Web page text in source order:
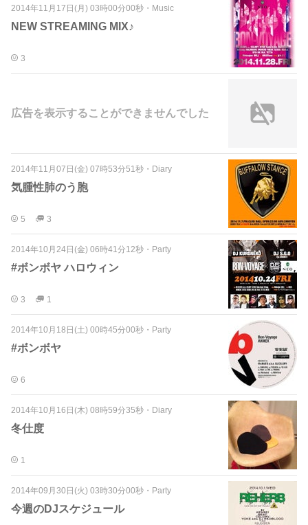
2014年11月17日(月) 03時00分00秒 ・ Music
NEW STREAMING MIX♪
3
広告を表示することができませんでした
2014年11月07日(金) 07時53分51秒 ・ Diary
気腫性肺のう胞
5 3
2014年10月24日(金) 06時41分12秒 ・ Party
#ボンボヤ ハロウィン
3 1
2014年10月18日(土) 00時45分00秒 ・ Party
#ボンボヤ
6
2014年10月16日(木) 08時59分35秒 ・ Diary
冬仕度
1
2014年09月30日(火) 03時30分00秒 ・ Party
今週のDJスケジュール